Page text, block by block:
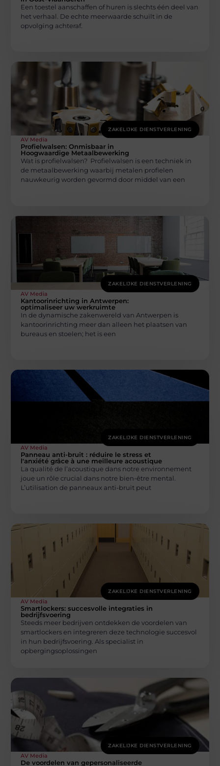
Een toestel aanschaffen of huren is slechts één deel van
het verhaal. De echte meerwaarde schuilt in de
opvolging achteraf.
ZAKELIJKE DIENSTVERLENING
AV Media
Profielwalsen: Onmisbaar in
Hoogwaardige Metaalbewerking
Wat is profielwalsen? Profielwalsen is een techniek in
de metaalbewerking waarbij metalen profielen
nauwkeurig worden gevormd door middel van een
ZAKELIJKE DIENSTVERLENING
AV Media
Kantoorinrichting in Antwerpen:
optimaliseer uw werkruimte
In de dynamische zakenwereld van Antwerpen is
kantoorinrichting meer dan alleen het plaatsen van
bureaus en stoelen; het is een
ZAKELIJKE DIENSTVERLENING
AV Media
Panneau anti-bruit : réduire le stress et
l'anxiété grâce à une meilleure acoustique
La qualité de l’acoustique dans notre environnement
joue un rôle crucial dans notre bien-être mental.
L’utilisation de panneaux anti-bruit peut
ZAKELIJKE DIENSTVERLENING
AV Media
Smartlockers: succesvolle integraties in
bedrijfsvoering
Steeds meer bedrijven ontdekken de voordelen van
smartlockers en integreren deze technologie succesvol
in hun bedrijfsvoering. Als specialist in
opbergingsoplossingen
ZAKELIJKE DIENSTVERLENING
AV Media
De voordelen van gepersonaliseerde